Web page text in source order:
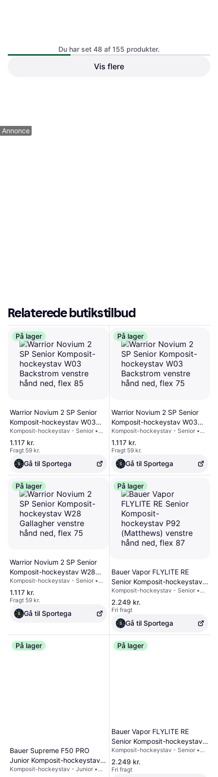
Fischer RC ONE IS1
Hockeystav
Ishockeystav
Du har set 48 af 155 produkter.
Vis flere
Annonce
Relaterede butikstilbud
På lager
Warrior Novium 2 SP Senior
Komposit-hockeystav W03
Backstrom venstre hånd ned,
flex 85
Komposit-hockeystav - Senior •
Præstation • Flex (hårdhed): 85 -
75 • Samlet længde: 174 cm (flex
75), 174 cm (flex 85) • medium
sparkpunkt • Skaftets
profilgeometri: Skråtstillet konus •
Skridsikker grebsteknologi: ja •
Klinge-materiale: Warrior Fuelcore
1.117 kr.
Fragt 59 kr.
Gå til Sportega
På lager
Warrior Novium 2 SP Senior
Komposit-hockeystav W03
Backstrom venstre hånd ned,
flex 75
Komposit-hockeystav - Senior •
Præstation • Flex (hårdhed): 85 -
75 • Samlet længde: 174 cm (flex
75), 174 cm (flex 85) • medium
sparkpunkt • Skaftets
profilgeometri: Skråtstillet konus •
Skridsikker grebsteknologi: ja •
Klinge-materiale: Warrior Fuelcore
1.117 kr.
Fragt 59 kr.
Gå til Sportega
På lager
Warrior Novium 2 SP Senior
Komposit-hockeystav W28
Gallagher venstre hånd ned,
flex 75
Komposit-hockeystav - Senior •
Præstation • Flex (hårdhed): 85 -
75 • Samlet længde: 174 cm (flex
75), 174 cm (flex 85) • medium
sparkpunkt • Skaftets
profilgeometri: Skråtstillet konus •
Klinge-materiale: Warrior Fuelcore
1.117 kr.
Fragt 59 kr.
Gå til Sportega
På lager
Bauer Vapor FLYLITE RE
Senior Komposit-hockeystav
P92 (Matthews) venstre hånd
ned, flex 87
Komposit-hockeystav - Senior •
Professionel • Flex (hårdhed): 87 -
77 - 70 - 65 • Samlet længde: 166
cm (flex 70), 166 cm (flex 77), 161
cm (flex 65), 171 cm (flex 87) • lavt
sparkpunkt • Skaftets
profilgeometri: R - Geometrie kulatá
• Skridsikker grebsteknologi: ja •
Klinge-materiale: TeXtreme
2.249 kr.
Fri fragt
Gå til Sportega
På lager
Bauer Supreme F50 PRO
Junior Komposit-hockeystav
P92 (Matthews) venstre hånd
Komposit-hockeystav - Junior •
På lager
Bauer Vapor FLYLITE RE
Senior Komposit-hockeystav
P92 (Matthews) venstre hånd
ned, flex 77
Komposit-hockeystav - Senior •
Professionel • Flex (hårdhed): 87 -
77 - 70 - 65 • Samlet længde: 166
cm (flex 70), 166 cm (flex 77), 161
2.249 kr.
Fri fragt